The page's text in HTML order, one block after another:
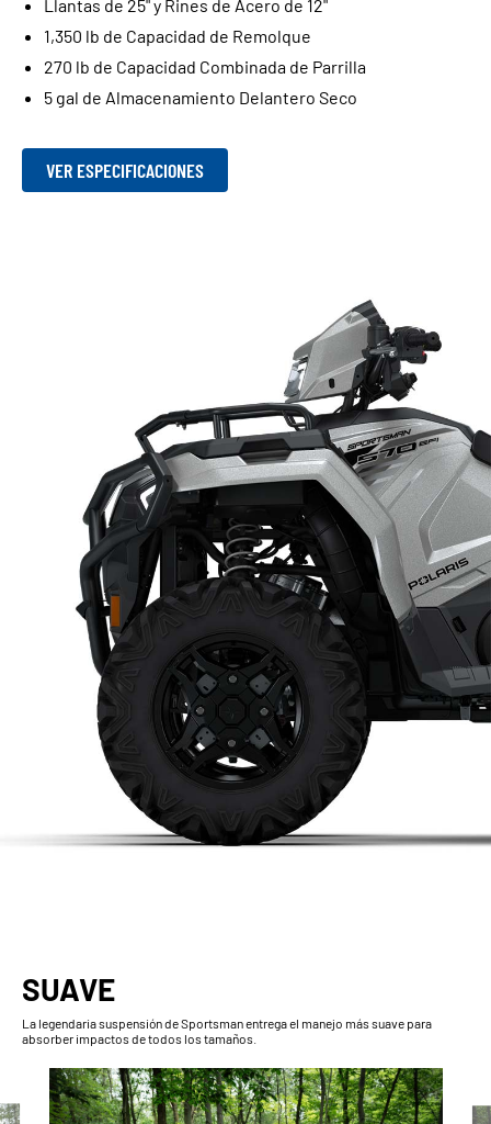
Llantas de 25" y Rines de Acero de 12"
1,350 lb de Capacidad de Remolque
270 lb de Capacidad Combinada de Parrilla
5 gal de Almacenamiento Delantero Seco
VER ESPECIFICACIONES
SUAVE
La legendaria suspensión de Sportsman entrega el manejo más suave para
absorber impactos de todos los tamaños.